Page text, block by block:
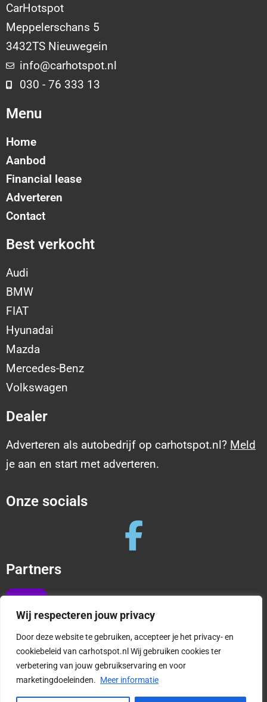
Wij respecteren jouw privacy
Door deze website te gebruiken, accepteer je het privacy- en
cookiebeleid van carhotspot.nl Wij gebruiken cookies ter
verbetering van jouw gebruikservaring en voor
marketingdoeleinden. Meer informatie
CarHotspot
Meppelerschans 5
3432TS Nieuwegein
info@carhotspot.nl
030 - 76 333 13
Menu
Home
Aanbod
Financial lease
Adverteren
Contact
Best verkocht
Audi
BMW
FIAT
Hyunadai
Mazda
Mercedes-Benz
Volkswagen
Dealer
Adverteren als autobedrijf op carhotspot.nl? Meld
je aan en start met adverteren.
Onze socials
Partners
Copyright © 2025 CarHotspot |Privacy en cookies
|Algemene Voorwaarden